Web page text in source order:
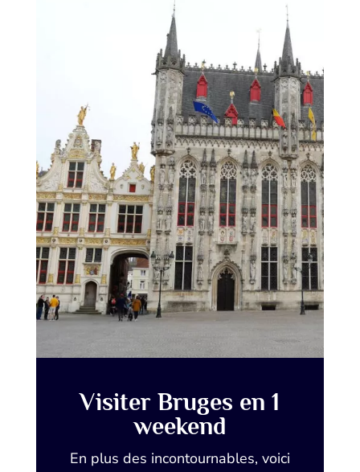
Visiter Bruges en 1
weekend
En plus des incontournables, voici